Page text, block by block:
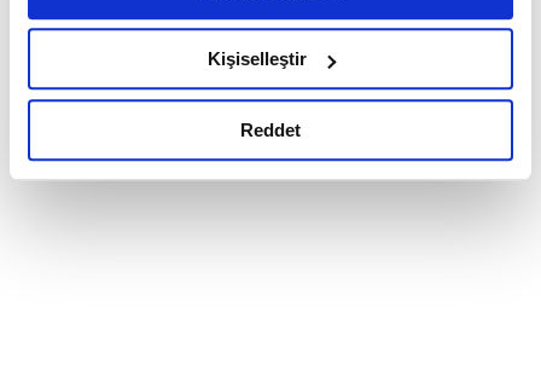
6698 sayılı Kişisel Verilerin Korunması Kanunu uyarınca
okumak ve sitemizi ziyaretiniz kapsamında
gerçekleştirilen veri işleme faaliyetleri ile ilgili daha
detaylı bilgi almak için lütfentıklayınız.
Kişiselleştir
Reddet